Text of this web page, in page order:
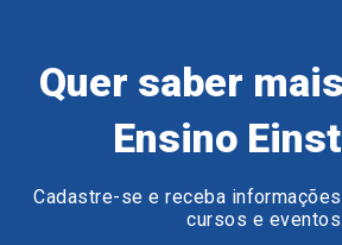
Quer saber
Ensino
Cadastre-se e receba
cursos e eventos.